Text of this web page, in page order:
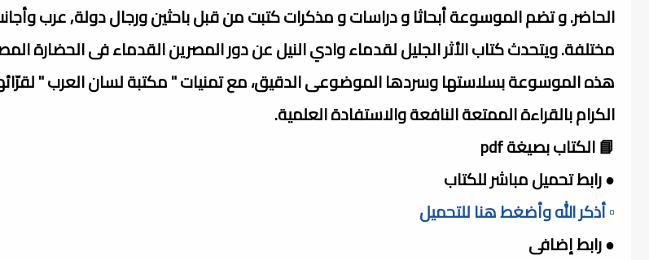
الحاضر. و تضم الموسوعة أبحاثا و دراسات و مذكرات كتبت من قبل باحثين ورجال دولة, عرب
مختلفة. ويتحدث كتاب الأثر الجليل لقدماء وادي النيل عن دور المصرين القدماء فى الحضارة
هذه الموسوعة بسلاستها وسردها الموضوعى الدقيق، مع تمنيات " مكتبة لسان العرب " لقرّائها
الكرام بالقراءة الممتعة النافعة والاستفادة العلمية.
📘 الكتاب بصيغة pdf
● رابط تحميل مباشر للكتاب
▫️ أذكر الله وأضغط هنا للتحميل
● رابط إضافى